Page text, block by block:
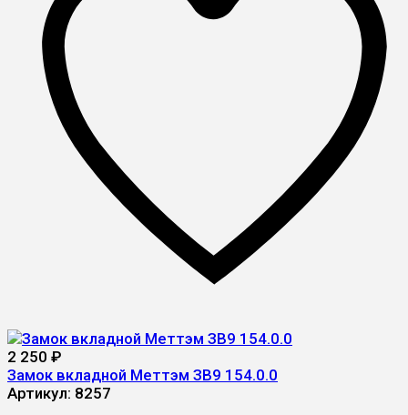
2 250 ₽
Замок вкладной Меттэм ЗВ9 154.0.0
Артикул: 8257